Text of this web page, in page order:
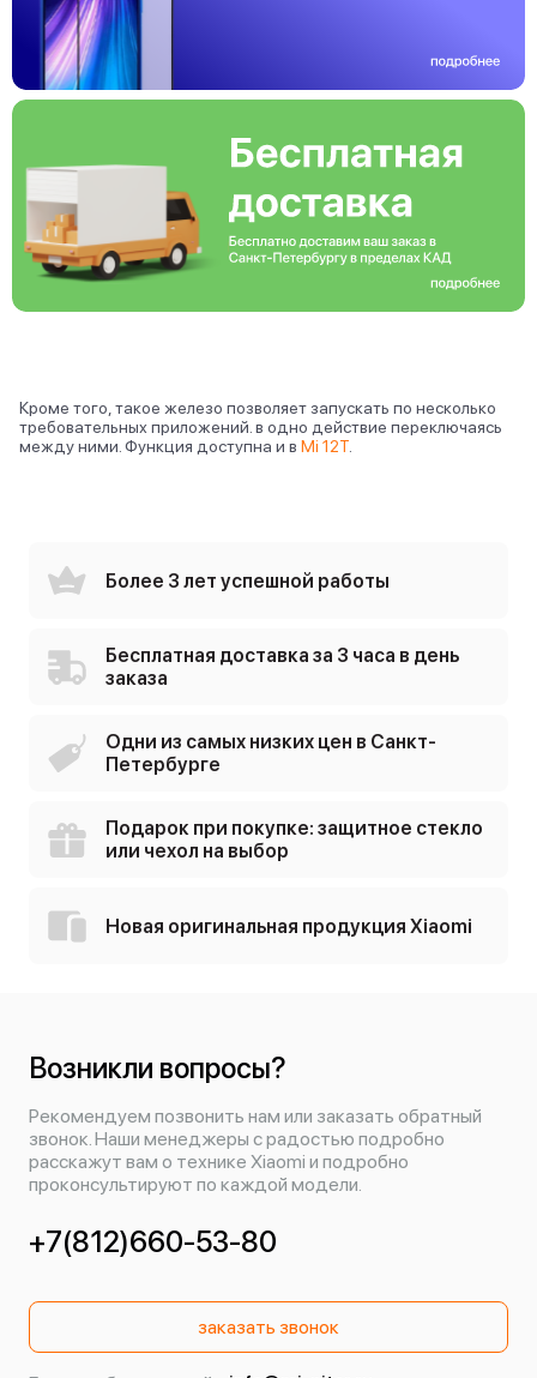
Кроме того, такое железо позволяет запускать по несколько
требовательных приложений. в одно действие переключаясь
между ними. Функция доступна и в Mi 12T.
Более 3 лет успешной работы
Бесплатная доставка за 3 часа в день
заказа
Одни из самых низких цен в Санкт-
Петербурге
Подарок при покупке: защитное стекло
или чехол на выбор
Новая оригинальная продукция Xiaomi
Возникли вопросы?
Рекомендуем позвонить нам или заказать обратный
звонок. Наши менеджеры с радостью подробно
расскажут вам о технике Xiaomi и подробно
проконсультируют по каждой модели.
+7(812)660-53-80
заказать звонок